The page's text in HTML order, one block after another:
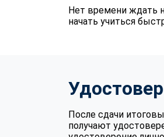
Нет времени ждать
начать учиться
После сдачи
получают